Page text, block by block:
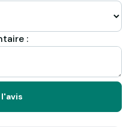
:
l'avis